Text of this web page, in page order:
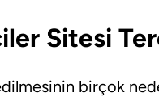
Sitesi
birçok